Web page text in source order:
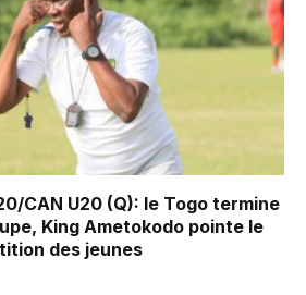
CAN U20 (Q): le Togo termine
King Ametokodo pointe le
des jeunes